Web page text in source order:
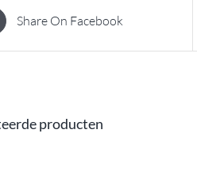
Share On Facebook
producten